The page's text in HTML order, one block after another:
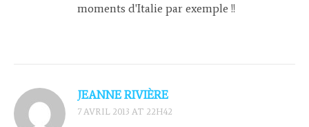
moments d'Italie par exemple !!
JEANNE RIVIÈRE
7 AVRIL 2013 AT 22H42